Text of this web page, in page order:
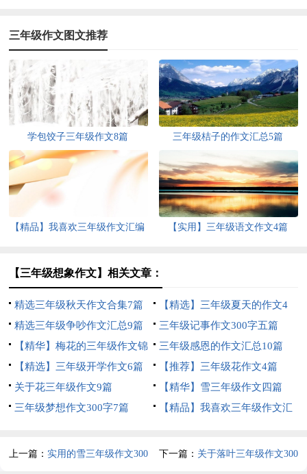
三年级作文图文推荐
学包饺子三年级作文8篇 三年级桔子的作文汇总5篇
【精品】我喜欢三年级作文汇编
【实用】三年级语文作文4篇
【三年级想象作文】相关文章：
精选三年级秋天作文合集7篇
【精选】三年级夏天的作文4
篇
精选三年级争吵作文汇总9篇
三年级记事作文300字五篇
【精华】梅花的三年级作文锦
集六篇
三年级感恩的作文汇总10篇
【精选】三年级开学作文6篇
【推荐】三年级花作文4篇
关于花三年级作文9篇
【精华】雪三年级作文四篇
三年级梦想作文300字7篇
【精品】我喜欢三年级作文汇
上一篇： 实用的雪三年级作文300 下一篇： 关于落叶三年级作文300